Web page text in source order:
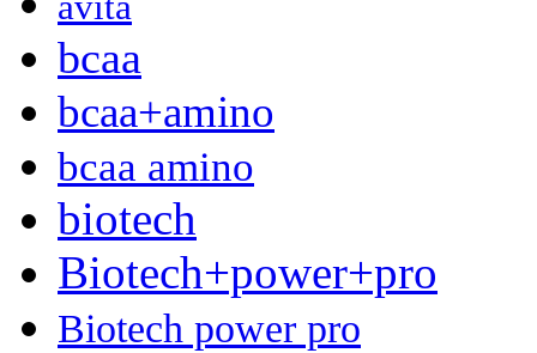
bcaa
bcaa+amino
bcaa amino
biotech
Biotech+power+pro
Biotech power pro